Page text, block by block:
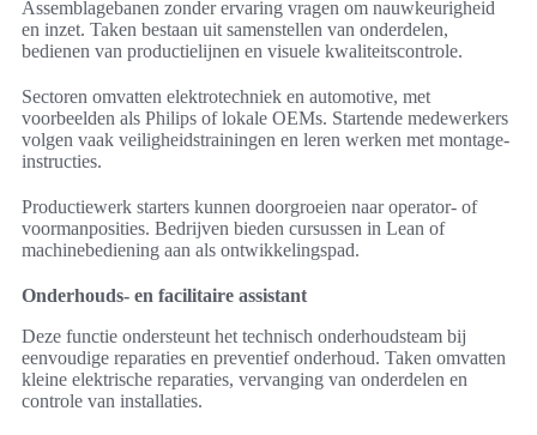
Assemblagebanen zonder ervaring vragen om nauwkeurigheid
en inzet. Taken bestaan uit samenstellen van onderdelen,
bedienen van productielijnen en visuele kwaliteitscontrole.
Sectoren omvatten elektrotechniek en automotive, met
voorbeelden als Philips of lokale OEMs. Startende medewerkers
volgen vaak veiligheidstrainingen en leren werken met montage-
instructies.
Productiewerk starters kunnen doorgroeien naar operator- of
voormanposities. Bedrijven bieden cursussen in Lean of
machinebediening aan als ontwikkelingspad.
Onderhouds- en facilitaire assistant
Deze functie ondersteunt het technisch onderhoudsteam bij
eenvoudige reparaties en preventief onderhoud. Taken omvatten
kleine elektrische reparaties, vervanging van onderdelen en
controle van installaties.